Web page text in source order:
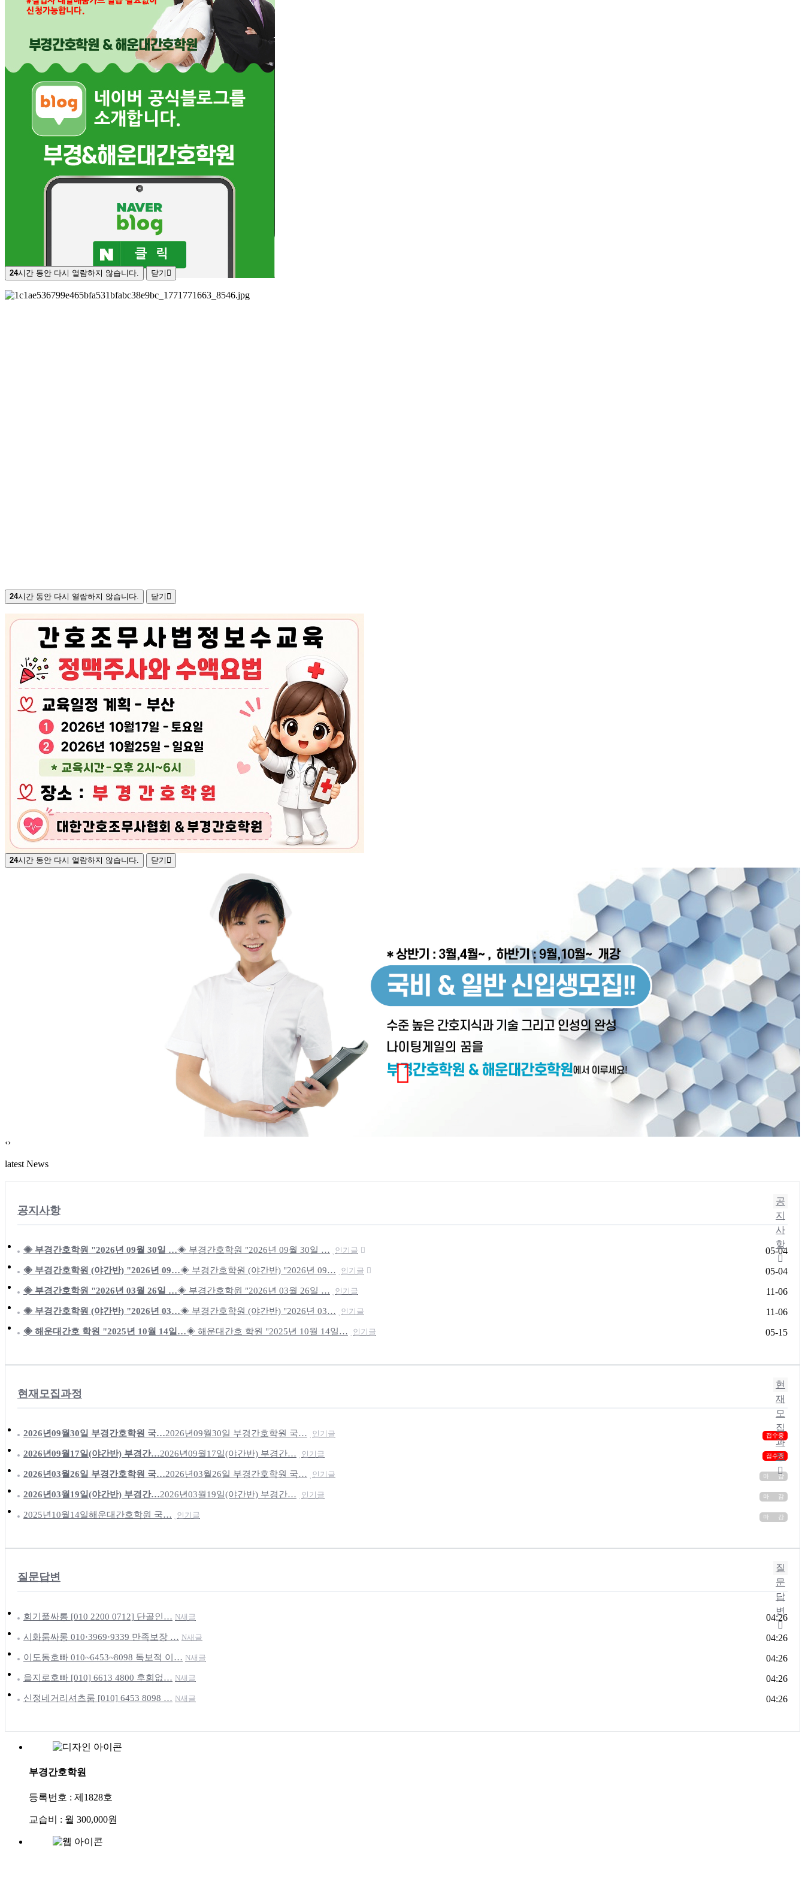
24시간 동안 다시 열람하지 않습니다. 닫기
24시간 동안 다시 열람하지 않습니다. 닫기
24시간 동안 다시 열람하지 않습니다. 닫기
‹›
latest News
공지사항
◈ 부경간호학원 "2026년 09월 30일 …◈ 부경간호학원 "2026년 09월 30일 … 인기글 05-04
◈ 부경간호학원 (야간반) "2026년 09…◈ 부경간호학원 (야간반) "2026년 09… 인기글 05-04
◈ 부경간호학원 "2026년 03월 26일 …◈ 부경간호학원 "2026년 03월 26일 … 인기글 11-06
◈ 부경간호학원 (야간반) "2026년 03…◈ 부경간호학원 (야간반) "2026년 03… 인기글 11-06
◈ 해운대간호 학원 "2025년 10월 14일…◈ 해운대간호 학원 "2025년 10월 14일… 인기글 05-15
공
지
사
항
현재모집과정
2026년09월30일 부경간호학원 국…2026년09월30일 부경간호학원 국… 인기글 접수중
2026년09월17일(야간반) 부경간…2026년09월17일(야간반) 부경간… 인기글 접수중
2026년03월26일 부경간호학원 국…2026년03월26일 부경간호학원 국… 인기글 마 감
2026년03월19일(야간반) 부경간…2026년03월19일(야간반) 부경간… 인기글 마 감
2025년10월14일해운대간호학원 국… 인기글 마 감
현
재
모
집
과
정
질문답변
회기풀싸롱 [010 2200 0712] 단골인… N새글 04:26
시화룸싸롱 010·3969·9339 만족보장 … N새글 04:26
이도동호빠 010~6453~8098 독보적 이… N새글 04:26
을지로호빠 [010] 6613 4800 후회없… N새글 04:26
신정네거리셔츠룸 [010] 6453 8098 … N새글 04:26
질
문
답
변
부경간호학원
등록번호 : 제1828호
교습비 : 월 300,000원